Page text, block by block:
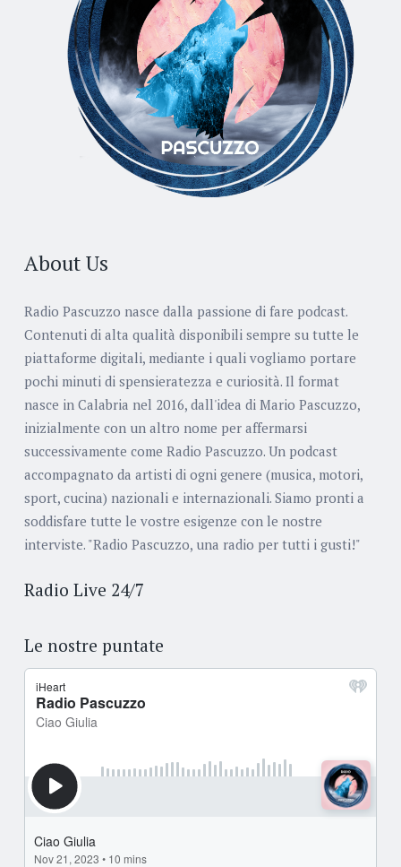
About Us
Radio Pascuzzo nasce dalla passione di fare podcast.
Contenuti di alta qualità disponibili sempre su tutte le
piattaforme digitali, mediante i quali vogliamo portare
pochi minuti di spensieratezza e curiosità. Il format
nasce in Calabria nel 2016, dall'idea di Mario Pascuzzo,
inizialmente con un altro nome per affermarsi
successivamente come Radio Pascuzzo. Un podcast
accompagnato da artisti di ogni genere (musica, motori,
sport, cucina) nazionali e internazionali. Siamo pronti a
soddisfare tutte le vostre esigenze con le nostre
interviste. "Radio Pascuzzo, una radio per tutti i gusti!"
Radio Live 24/7
Le nostre puntate